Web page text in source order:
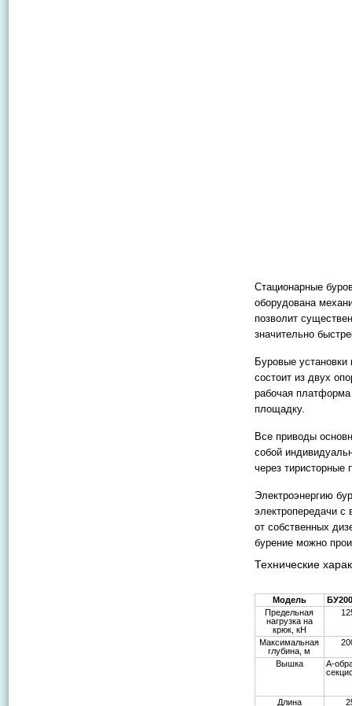
Стационарные
оборудована
позволит
значительно
Буровые
состоит из двух
рабочая
площадку.
Все приводы
собой
через тиристорные
Электроэнергию
электропередачи с
от собственных
бурение можно
Технические
Модель
Предельная
нагрузка на
крюк, кН
Максимальная
глубина, м
Вышка
А-
Длина